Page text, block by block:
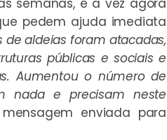
semanas, é a vez agora
pedem ajuda imediata
de aldeias foram atacadas,
públicas e sociais e
Aumentou o número de
nada e precisam neste
enviada para